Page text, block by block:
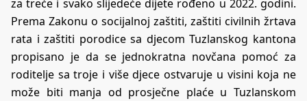
za treće i svako slijedeće dijete rođeno u 2022. godini.
Prema Zakonu o socijalnoj zaštiti, zaštiti civilnih žrtava
rata i zaštiti porodice sa djecom Tuzlanskog kantona
propisano je da se jednokratna novčana pomoć za
roditelje sa troje i više djece ostvaruje u visini koja ne
može biti manja od prosječne plaće u Tuzlanskom